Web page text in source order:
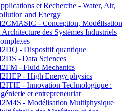
et Recherche - Water, Air,
and Energy
- Conception, Modélisation
Architecture des Systèmes Industriels
- Dispositif quantique
- Data Sciences
- Fluid Mechanics
- High Energy physics
- Innovation Technologique :
et entrepreneuriat
- Modélisation Multiphysique